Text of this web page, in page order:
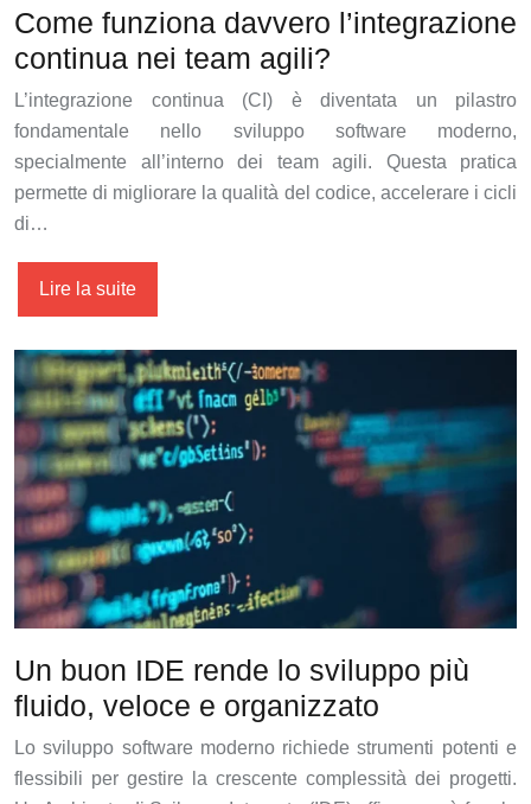
Come funziona davvero l’integrazione
continua nei team agili?
L’integrazione continua (CI) è diventata un pilastro
fondamentale nello sviluppo software moderno,
specialmente all’interno dei team agili. Questa pratica
permette di migliorare la qualità del codice, accelerare i cicli
di…
Lire la suite
Un buon IDE rende lo sviluppo più
fluido, veloce e organizzato
Lo sviluppo software moderno richiede strumenti potenti e
flessibili per gestire la crescente complessità dei progetti.